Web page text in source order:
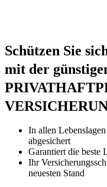
Schützen Sie
mit der
In allen
abgesichert
Garantiert die beste
Ihr
neuesten Stand